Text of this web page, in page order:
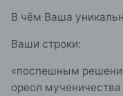
В чём Ваша
Ваши строки:
«поспешным
ореол